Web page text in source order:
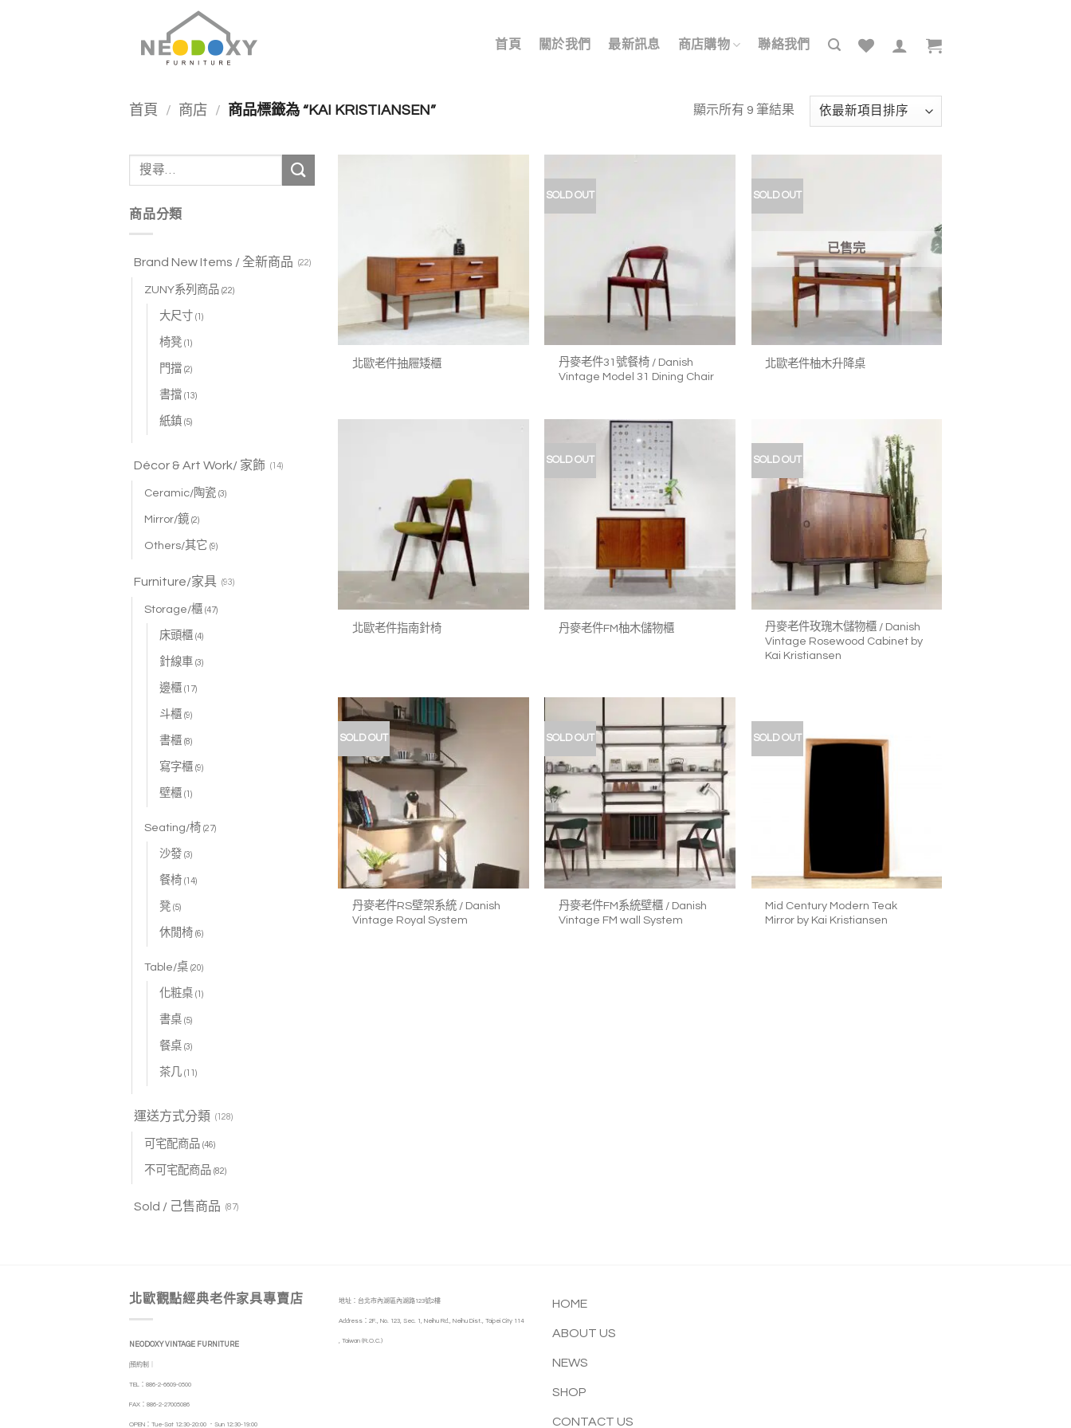
首頁 關於我們 最新訊息 商店購物 聯絡我們
首頁 / 商店 / 商品標籤為 “KAI KRISTIANSEN” 顯示所有 9 筆結果依
目
鍵
字:
商品分類
Brand New Items / 全新商品 (22)
ZUNY系列商品 (22)
大尺寸 (1)
椅凳 (1)
門擋 (2)
書擋 (13)
紙鎮 (5)
Décor & Art Work/ 家飾 (14)
Ceramic/陶瓷 (3)
Mirror/鏡 (2)
Others/其它 (9)
Furniture/家具 (93)
Storage/櫃 (47)
床頭櫃 (4)
針線車 (3)
邊櫃 (17)
斗櫃 (9)
書櫃 (8)
寫字櫃 (9)
壁櫃 (1)
Seating/椅 (27)
沙發 (3)
餐椅 (14)
凳 (5)
休閒椅 (6)
Table/桌 (20)
化粧桌 (1)
書桌 (5)
餐桌 (3)
茶几 (11)
運送方式分類 (128)
可宅配商品 (46)
不可宅配商品 (82)
Sold / 己售商品 (87)
北歐老件抽屜矮櫃
SOLD OUT
丹麥老件31號餐椅 / Danish
Vintage Model 31 Dining Chair
SOLD OUT
已售完
北歐老件柚木升降桌
北歐老件指南針椅
SOLD OUT
丹麥老件FM柚木儲物櫃
SOLD OUT
加入
我的
收藏
+
丹麥老件玫瑰木儲物櫃 / Danish
Vintage Rosewood Cabinet by
Kai Kristiansen
SOLD OUT
丹麥老件RS壁架系統 / Danish
Vintage Royal System
SOLD OUT
加入
收藏
+
丹麥老件FM系統壁櫃 / Danish
Vintage FM wall System
SOLD OUT
Mid Century Modern Teak
Mirror by Kai Kristiansen
北歐觀點經典老件家具專賣店
NEODOXY VINTAGE FURNITURE
|預約制｜
TEL：886-2-6609-0500
FAX：886-2-27005086
OPEN：Tue-Sat 12:30-20:00 ．Sun 12:30-19:00
地址：台北市內湖區內湖路123號2樓
Address：2F., No. 123, Sec. 1, Neihu Rd., Neihu Dist., Taipei City 114
, Taiwan (R.O.C.)
HOME
ABOUT US
NEWS
SHOP
CONTACT US